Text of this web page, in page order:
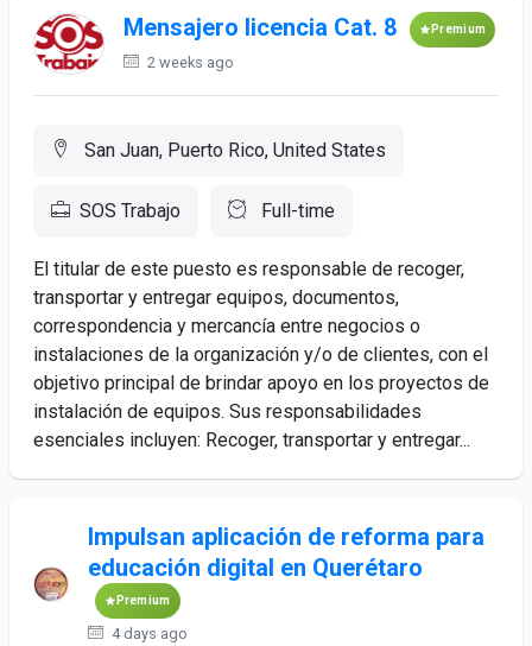
Mensajero licencia Cat. 8 Premium
2 weeks ago
San Juan, Puerto Rico, United States
SOS Trabajo Full-time
El titular de este puesto es responsable de recoger,
transportar y entregar equipos, documentos,
correspondencia y mercancía entre negocios o
instalaciones de la organización y/o de clientes, con el
objetivo principal de brindar apoyo en los proyectos de
instalación de equipos. Sus responsabilidades
esenciales incluyen: Recoger, transportar y entregar...
Impulsan aplicación de reforma para
educación digital en Querétaro
Premium
4 days ago